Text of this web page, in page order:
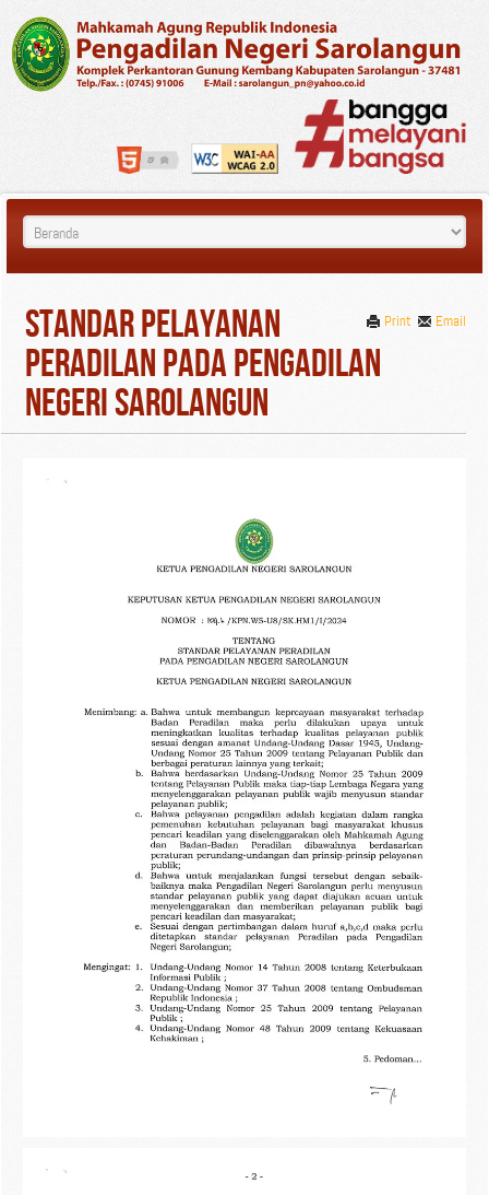
Email
Print
Standar Pelayanan
Peradilan Pada Pengadilan
Negeri Sarolangun